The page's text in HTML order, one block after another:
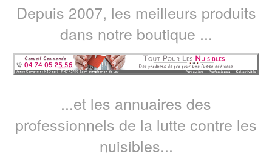
Depuis 2007, les meilleurs produits
dans notre boutique ...
...et les annuaires des
professionnels de la lutte contre les
nuisibles...